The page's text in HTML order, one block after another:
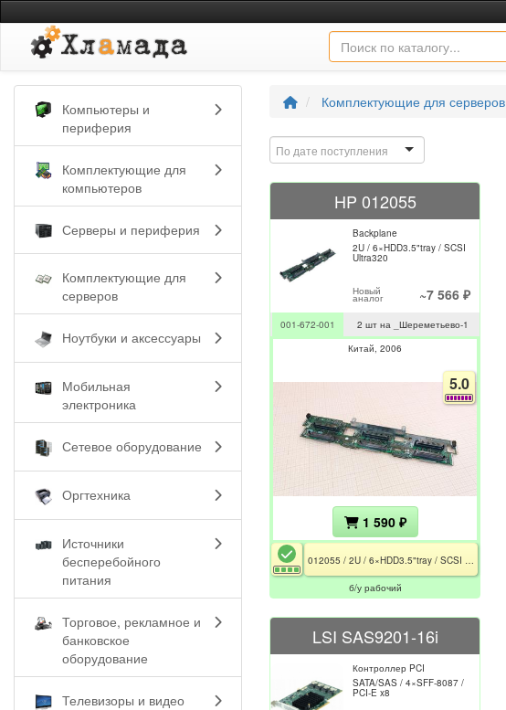
Компьютеры и
периферия
Комплектующие для
компьютеров
Серверы и периферия
Комплектующие для
серверов
Ноутбуки и аксессуары
Мобильная
электроника
Сетевое оборудование
Оргтехника
Источники
бесперебойного
питания
Торговое, рекламное и
банковское
оборудование
Телевизоры и видео
Комплектующие для серверов
По дате поступления
HP 012055
Backplane
2U / 6×HDD3.5"tray / SCSI
Ultra320
Новый
аналог ~7 566 ₽
001-672-001
2 шт на _Шереметьево-1
Китай 2006
5.0
1 590 ₽
б/у рабочий
LSI SAS9201-16i
Контроллер PCI
SATA/SAS / 4×SFF-8087 /
PCI-E x8